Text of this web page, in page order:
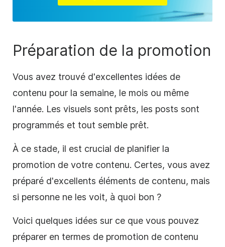
Préparation de la promotion
Vous avez trouvé d'excellentes idées de
contenu pour la semaine, le mois ou même
l'année. Les visuels sont prêts, les posts sont
programmés et tout semble prêt.
À ce stade, il est crucial de planifier la
promotion de votre contenu. Certes, vous avez
préparé d'excellents éléments de contenu, mais
si personne ne les voit, à quoi bon ?
Voici quelques idées sur ce que vous pouvez
préparer en termes de promotion de contenu